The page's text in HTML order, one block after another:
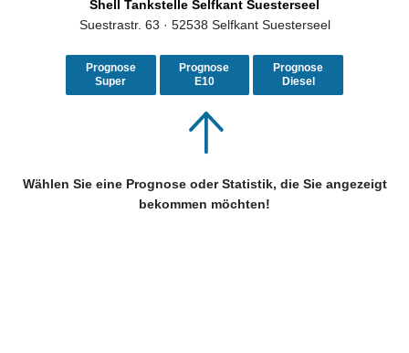
Shell Tankstelle Selfkant Suesterseel
Suestrastr. 63 · 52538 Selfkant Suesterseel
Prognose
Super
Prognose
E10
Prognose
Diesel
Wählen Sie eine Prognose oder Statistik, die Sie angezeigt
bekommen möchten!